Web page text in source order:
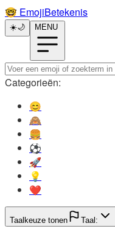
🤓️ EmojiBetekenis
☀️🌙 MENU
Categorieën:
😊️
🙈️
🍔️
⚽️
🚀️
💡️
❤️
Taalkeuze tonen Taal: